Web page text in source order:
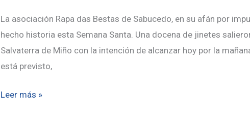
cabalar
realizada
polo
Camiño
Taverneiro
La asociación Rapa das Bestas de Sabucedo, en su afán por
hecho historia esta Semana Santa. Una docena de jinetes
Salvaterra de Miño con la intención de alcanzar hoy por la
está previsto,
La
Leer más »